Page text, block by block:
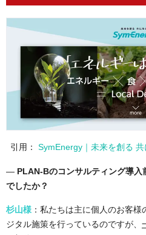
引用： SymEnergy｜未来を創る
― PLAN-Bのコンサルティング導入
でしたか？
杉山様 ：私たちは主に個人のお客
ジタル施策を行っているのですが、